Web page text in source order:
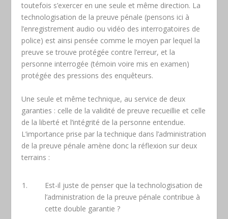
toutefois s’exercer en une seule et même direction. La
technologisation de la preuve pénale (pensons ici à
l’enregistrement audio ou vidéo des interrogatoires de
police) est ainsi pensée comme le moyen par lequel la
preuve se trouve protégée contre l’erreur, et la
personne interrogée (témoin voire mis en examen)
protégée des pressions des enquêteurs.
Une seule et même technique, au service de deux
garanties : celle de la validité de preuve recueillie et celle
de la liberté et l’intégrité de la personne entendue.
L’importance prise par la technique dans l’administration
de la preuve pénale amène donc la réflexion sur deux
terrains :
Est-il juste de penser que la technologisation de
l’administration de la preuve pénale contribue à
cette double garantie ?